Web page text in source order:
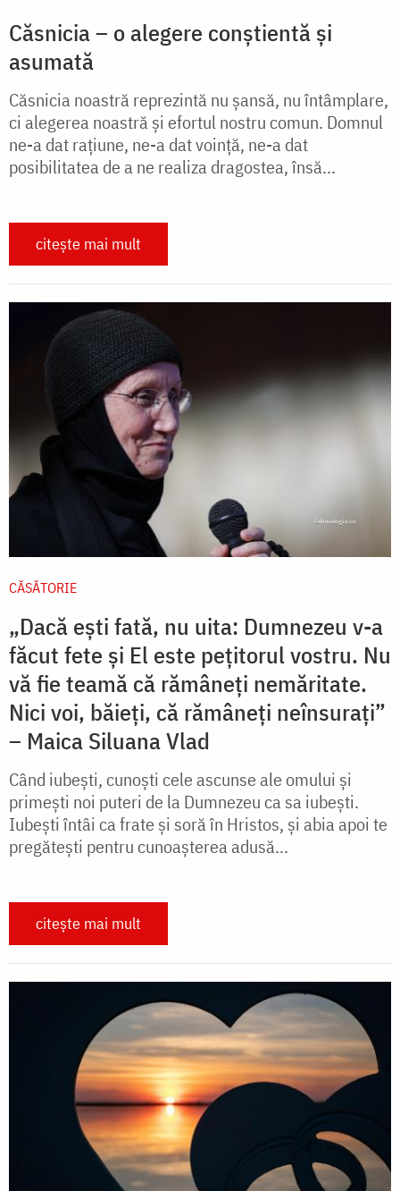
Căsnicia – o alegere conștientă și
asumată
Căsnicia noastră reprezintă nu şansă, nu întâmplare,
ci alegerea noastră şi efortul nostru comun. Domnul
ne-a dat raţiune, ne-a dat voinţă, ne-a dat
posibilitatea de a ne realiza dragostea, însă...
citește mai mult
CĂSĂTORIE
„Dacă ești fată, nu uita: Dumnezeu v-a
făcut fete și El este pețitorul vostru. Nu
vă fie teamă că rămâneți nemăritate.
Nici voi, băieți, că rămâneți neînsurați”
– Maica Siluana Vlad
Când iubeşti, cunoşti cele ascunse ale omului şi
primeşti noi puteri de la Dumnezeu ca sa iubeşti.
Iubeşti întâi ca frate şi soră în Hristos, şi abia apoi te
pregăteşti pentru cunoaşterea adusă...
citește mai mult